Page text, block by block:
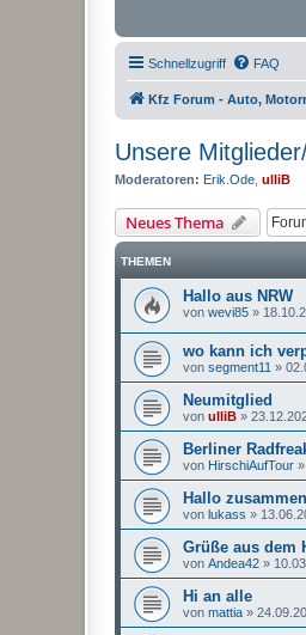
Schnellzugriff FAQ
Kfz Forum - Auto,
Unsere
Moderatoren: Erik.Ode ulliB
Neues Thema
THEMEN
Hallo aus NRW
von wevi85 »
wo kann ich
von segment11 »
Neumitglied
von ulliB »
Berliner
von HirschiAufTour »
Hallo zusammen
von lukass »
Grüße aus dem
von Andea42 »
Hi an alle
von mattia »